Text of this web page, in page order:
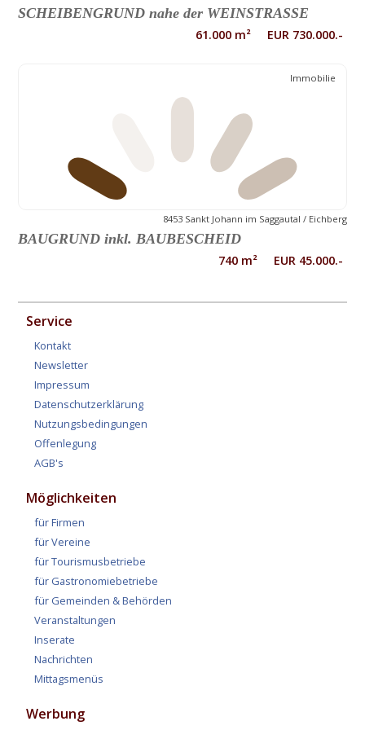
SCHEIBENGRUND nahe der WEINSTRASSE
61.000 m² EUR 730.000.-
Immobilie
8453 Sankt Johann im Saggautal / Eichberg
BAUGRUND inkl. BAUBESCHEID
740 m² EUR 45.000.-
Service
Kontakt
Newsletter
Impressum
Datenschutzerklärung
Nutzungsbedingungen
Offenlegung
AGB's
Möglichkeiten
für Firmen
für Vereine
für Tourismusbetriebe
für Gastronomiebetriebe
für Gemeinden & Behörden
Veranstaltungen
Inserate
Nachrichten
Mittagsmenüs
Werbung